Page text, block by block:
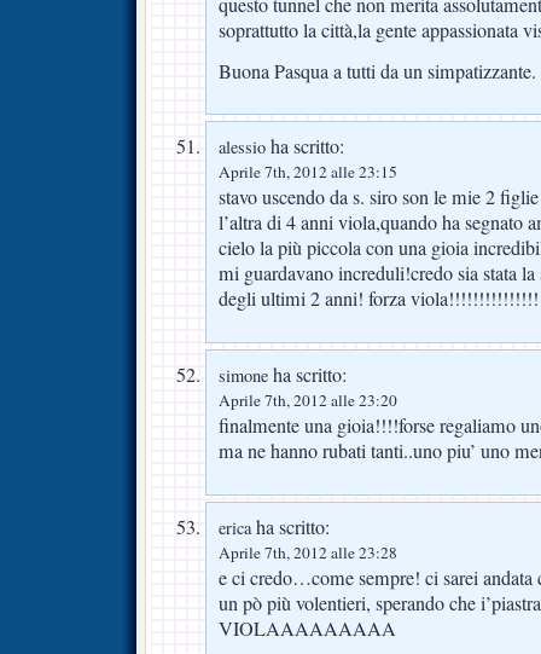
soprattutto la città,la gente appassionata
Buona Pasqua a tutti da un simpatizzante.
alessio ha scritto:
Aprile 7th, 2012 alle 23:15
stavo uscendo da s. siro son le mie 2
l’altra di 4 anni viola,quando ha segnato
cielo la più piccola con una gioia
mi guardavano increduli!credo sia stata
degli ultimi 2 anni! forza
simone ha scritto:
Aprile 7th, 2012 alle 23:20
finalmente una gioia!!!!forse regaliamo
ma ne hanno rubati tanti..uno piu’ uno
ericaha scritto:
Aprile 7th, 2012 alle 23:28
e ci credo…come sempre! ci sarei
un pò più volentieri, sperando che
VIOLAAAAAAAAA